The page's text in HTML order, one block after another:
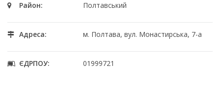
Район: Полтавський
Адреса: м. Полтава, вул. Монастирська, 7-а
ЄДРПОУ: 01999721